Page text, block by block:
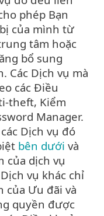
phép Bạn
của mình từ
tâm hoặc
bổ sung
Các Dịch vụ mà
các Điều
theft, Kiểm
Manager.
Dịch vụ đó
bên dưới và
của dịch vụ
vụ khác chỉ
của Ưu đãi và
quyền được